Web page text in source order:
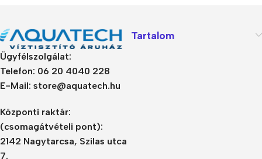
Ügyfélszolgálat:
Telefon: 06 20 4040 228
E-Mail: store@aquatech.hu
Központi raktár:
(csomagátvételi pont):
2142 Nagytarcsa, Szilas utca
7.
Tartalom